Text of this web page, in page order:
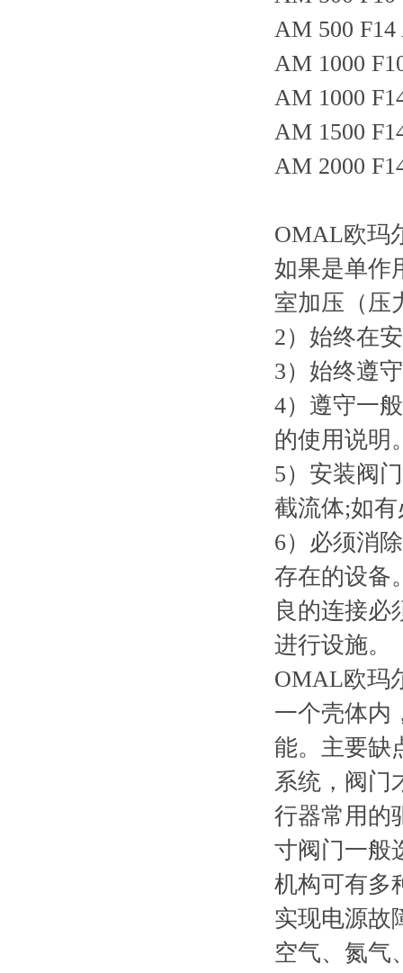
AM 500
AM 1000
AM 1000
AM 1500
AM 2000
OMAL欧玛
如果是单作
室加压（压
2）始终在
3）始终遵
4）遵守一
的使用说明
5）安装阀
截流体;如
6）必须消
存在的设备
良的连接必
进行设施。
OMAL欧玛
一个壳体内
能。主要缺
系统，阀门
行器常用的
寸阀门一般
机构可有多
实现电源故
空气、氮气